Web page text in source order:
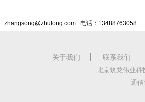
zhangsong@zhulong.com 电话：13488763058
关于我们 联系我们
北京筑龙伟业科
通